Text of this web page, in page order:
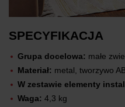
SPECYFIKACJA
Grupa docelowa: małe
Materiał: metal, tworzywo
W zestawie elementy
Waga: 4,3 kg